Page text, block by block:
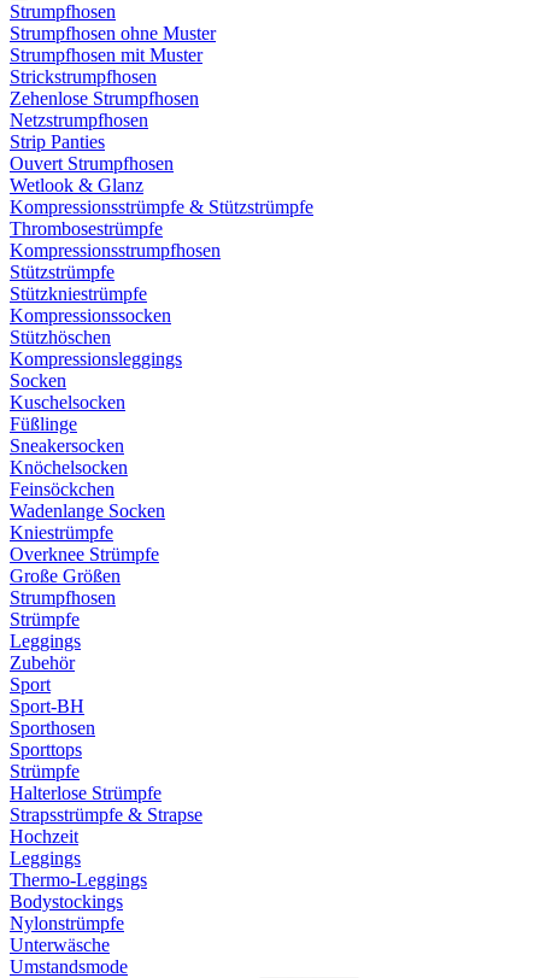
Strumpfhosen
Strumpfhosen ohne Muster
Strumpfhosen mit Muster
Strickstrumpfhosen
Zehenlose Strumpfhosen
Netzstrumpfhosen
Strip Panties
Ouvert Strumpfhosen
Wetlook & Glanz
Kompressionsstrümpfe & Stützstrümpfe
Thrombosestrümpfe
Kompressionsstrumpfhosen
Stützstrümpfe
Stützkniestrümpfe
Kompressionssocken
Stützhöschen
Kompressionsleggings
Socken
Kuschelsocken
Füßlinge
Sneakersocken
Knöchelsocken
Feinsöckchen
Wadenlange Socken
Kniestrümpfe
Overknee Strümpfe
Große Größen
Strumpfhosen
Strümpfe
Leggings
Zubehör
Sport
Sport-BH
Sporthosen
Sporttops
Strümpfe
Halterlose Strümpfe
Strapsstrümpfe & Strapse
Hochzeit
Leggings
Thermo-Leggings
Bodystockings
Nylonstrümpfe
Unterwäsche
Umstandsmode